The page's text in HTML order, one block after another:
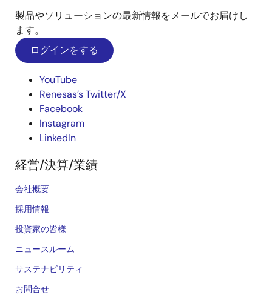
製品やソリューションの最新情報をメールでお届けし
ます。
ログインをする
YouTube
Renesas’s Twitter/X
Facebook
Instagram
LinkedIn
経営/決算/業績
会社概要
採用情報
投資家の皆様
ニュースルーム
サステナビリティ
お問合せ